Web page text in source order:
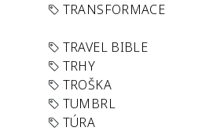
TRANSFORMACE
TRAVEL BIBLE
TRHY
TROŠKA
TUMBRL
TÚRA